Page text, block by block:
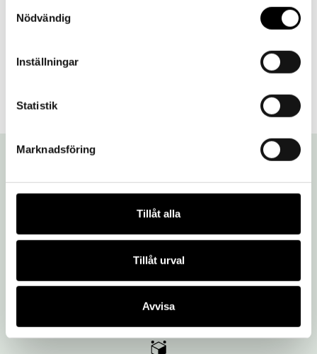
Nödvändig
Inställningar
Statistik
Marknadsföring
Tillåt alla
Tillåt urval
Avvisa
mörkrets inbrott. Slottet är helt nedsläckt, det är
bara guiden och dennes medhjälpare som bär
Denna visning är inget för mörkrädda.
Vi är en del av Östergötlands museum: